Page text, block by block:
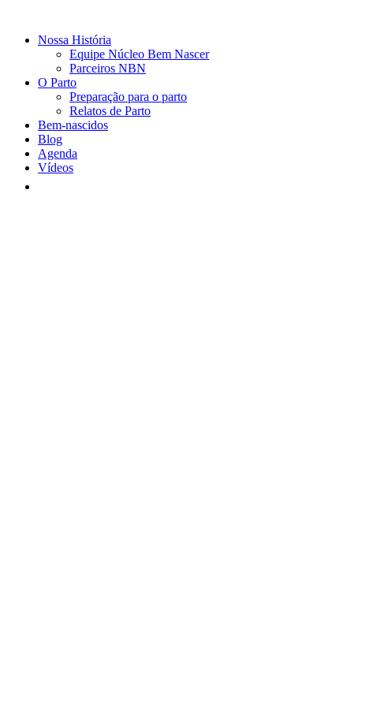
Nossa História
Equipe Núcleo Bem Nascer
Parceiros NBN
O Parto
Preparação para o parto
Relatos de Parto
Bem-nascidos
Blog
Agenda
Vídeos